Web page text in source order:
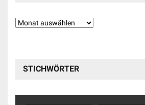
Beitragshistorie
STICHWÖRTER